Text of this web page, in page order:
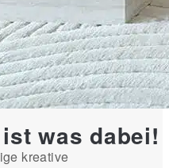
was dabei!
kreative